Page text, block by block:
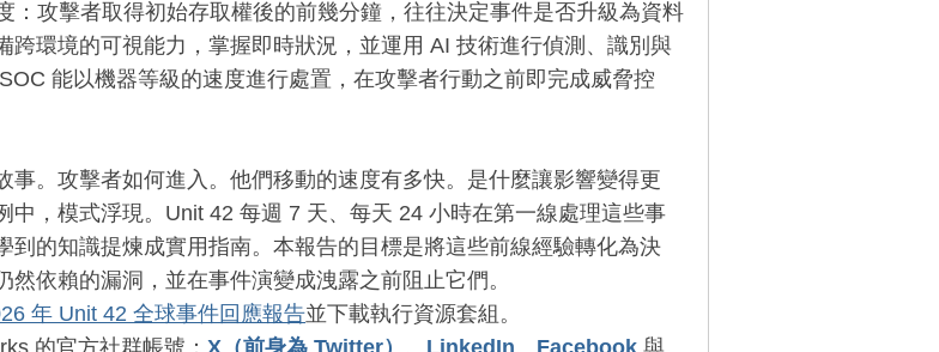
者取得初始存取權後的前幾分鐘，往往決定事件是否升級為資料
跨環境的可視能力，掌握即時狀況，並運用 AI 技術進行偵測、識別與
能以機器等級的速度進行處置，在攻擊者行動之前即完成威脅控
事。攻擊者如何進入。他們移動的速度有多快。是什麼讓影響變得更
中，模式浮現。Unit 42 每週 7 天、每天 24 小時在第一線處理這些事
到的知識提煉成實用指南。本報告的目標是將這些前線經驗轉化為決
然依賴的漏洞，並在事件演變成洩露之前阻止它們。
年 Unit 42 全球事件回應報告並下載執行資源套組。
的官方社群帳號： X （前身為 Twitter） 、 LinkedIn、 Facebook 與